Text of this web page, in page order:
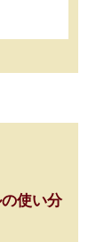
使い分